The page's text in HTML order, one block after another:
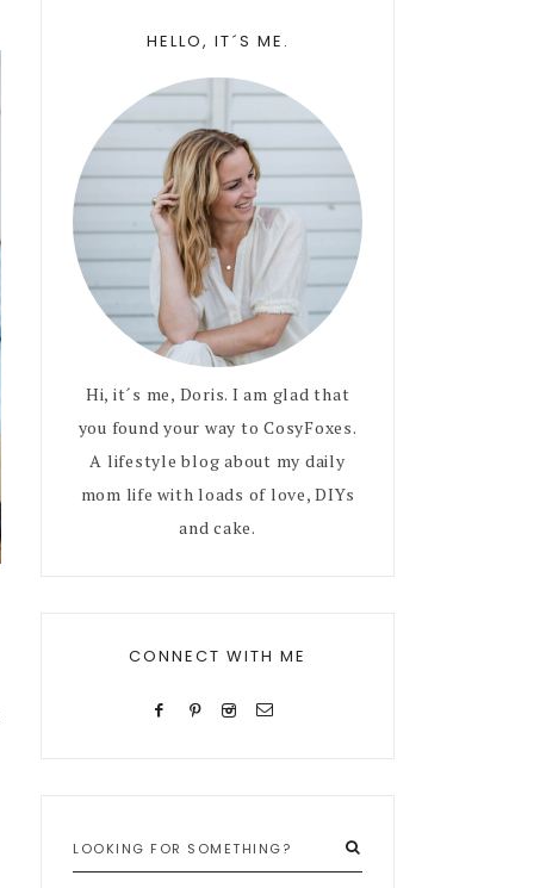
HELLO, IT´S ME.
Hi, it´s me, Doris. I am glad that
you found your way to CosyFoxes.
A lifestyle blog about my daily
mom life with loads of love, DIYs
and cake.
CONNECT WITH ME
Looking
for